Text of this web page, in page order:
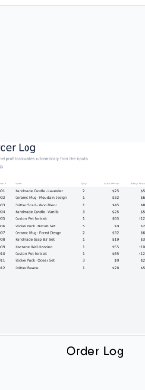
Order Log